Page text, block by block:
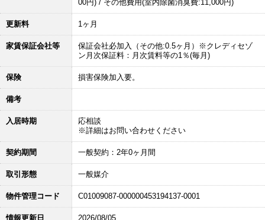
00円) / その他費用(室内除菌消臭費:11,000円)
更新料 1ヶ月
家賃保証会社等
保証会社必加入（その他:0.5ヶ月）※クレディセゾ
ン月次保証料：月次賃料等の1％(毎月)
保険 損害保険加入要。
備考
入居時期
応相談
※詳細はお問い合わせください
契約期間 一般契約：2年0ヶ月間
取引形態 一般媒介
物件管理コード C01009087-000000453194137-0001
情報更新日 2026/08/05